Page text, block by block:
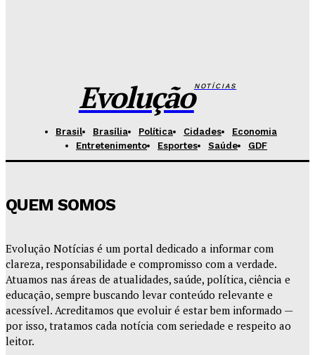
EvoluçãoNOTÍCIAS
Brasil Brasília Política Cidades
Economia
Entretenimento
Esportes Saúde GDF
QUEM SOMOS
Evolução Notícias é um portal dedicado a informar com
clareza, responsabilidade e compromisso com a verdade.
Atuamos nas áreas de atualidades, saúde, política, ciência e
educação, sempre buscando levar conteúdo relevante e
acessível. Acreditamos que evoluir é estar bem informado —
por isso, tratamos cada notícia com seriedade e respeito ao
leitor.